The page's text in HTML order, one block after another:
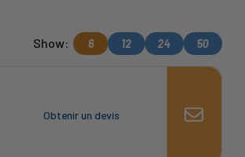
Show: 6 12 24 50
Obtenir un devis